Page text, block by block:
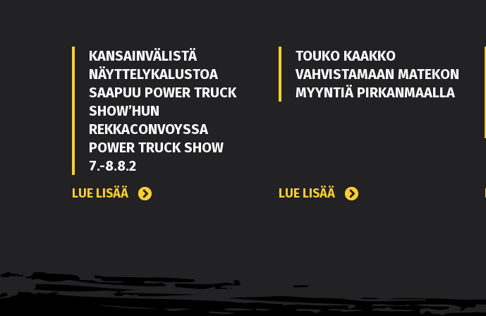
KANSAINVÄLISTÄ
NÄYTTELYKALUSTOA
SAAPUU POWER TRUCK
SHOW’HUN
REKKACONVOYSSA
POWER TRUCK SHOW
7.-8.8.2
LUE LISÄÄ
TOUKO KAAKKO
VAHVISTAMAAN MATEKON
MYYNTIÄ PIRKANMAALLA
LUE LISÄÄ